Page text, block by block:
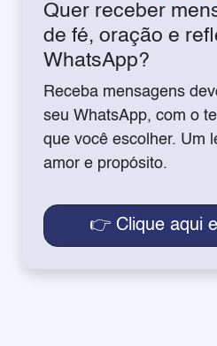
Quer receber
de fé, oração e
WhatsApp?
Receba mensagens
seu WhatsApp, com o
que você escolher. Um
amor e propósito.
👉 Clique aqui